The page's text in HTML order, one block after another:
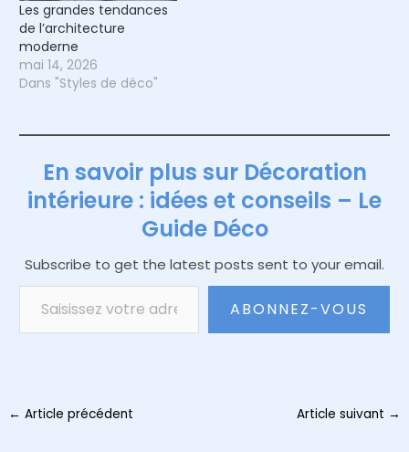
Les grandes tendances
de l’architecture
moderne
mai 14, 2026
Dans "Styles de déco"
En savoir plus sur Décoration
intérieure : idées et conseils – Le
Guide Déco
Subscribe to get the latest posts sent to your email.
Saisissez votre adresse e-mail…
ABONNEZ-VOUS
Navigation
← Article précédent Article suivant →